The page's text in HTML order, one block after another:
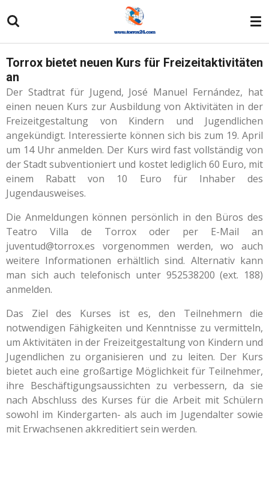
Hauptinhalt
Torrox bietet neuen Kurs für Freizeitaktivitäten
an
Der Stadtrat für Jugend, José Manuel Fernández, hat
einen neuen Kurs zur Ausbildung von Aktivitäten in der
Freizeitgestaltung von Kindern und Jugendlichen
angekündigt. Interessierte können sich bis zum 19. April
um 14 Uhr anmelden. Der Kurs wird fast vollständig von
der Stadt subventioniert und kostet lediglich 60 Euro, mit
einem Rabatt von 10 Euro für Inhaber des
Jugendausweises.
Die Anmeldungen können persönlich in den Büros des
Teatro Villa de Torrox oder per E-Mail an
juventud@torrox.es vorgenommen werden, wo auch
weitere Informationen erhältlich sind. Alternativ kann
man sich auch telefonisch unter 952538200 (ext. 188)
anmelden.
Das Ziel des Kurses ist es, den Teilnehmern die
notwendigen Fähigkeiten und Kenntnisse zu vermitteln,
um Aktivitäten in der Freizeitgestaltung von Kindern und
Jugendlichen zu organisieren und zu leiten. Der Kurs
bietet auch eine großartige Möglichkeit für Teilnehmer,
ihre Beschäftigungsaussichten zu verbessern, da sie
nach Abschluss des Kurses für die Arbeit mit Schülern
sowohl im Kindergarten- als auch im Jugendalter sowie
mit Erwachsenen akkreditiert sein werden.